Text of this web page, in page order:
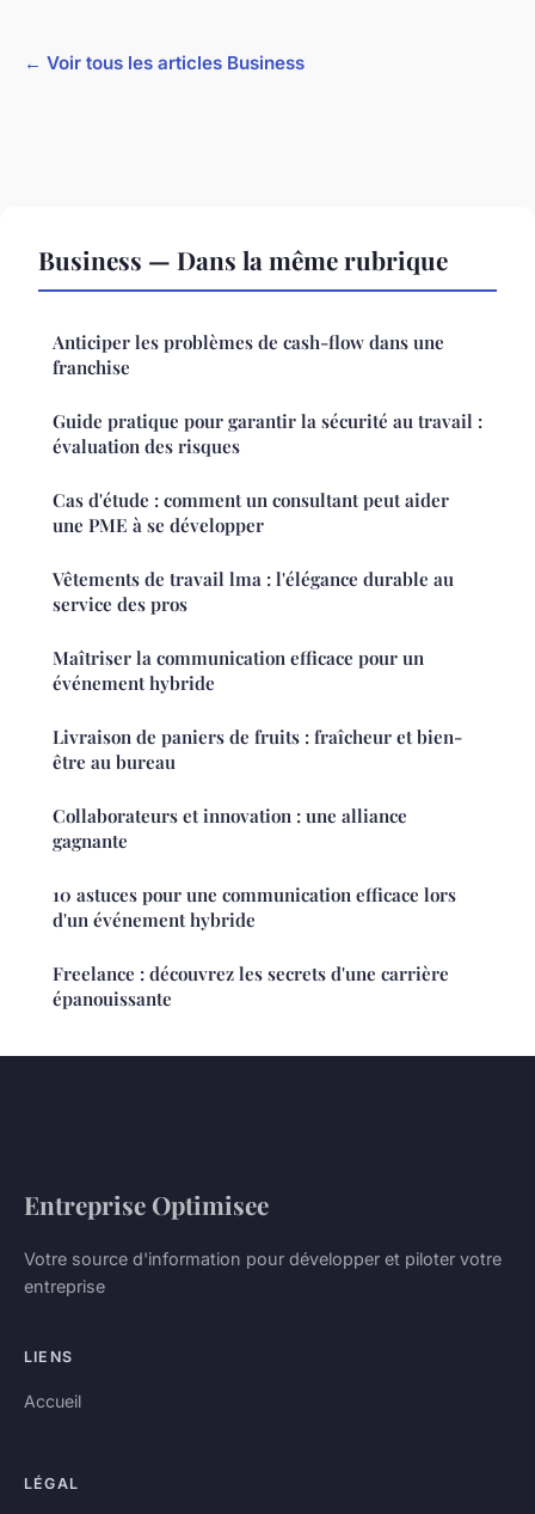
← Voir tous les articles Business
Business — Dans la même rubrique
Anticiper les problèmes de cash-flow dans une
franchise
Guide pratique pour garantir la sécurité au travail :
évaluation des risques
Cas d'étude : comment un consultant peut aider
une PME à se développer
Vêtements de travail lma : l'élégance durable au
service des pros
Maîtriser la communication efficace pour un
événement hybride
Livraison de paniers de fruits : fraîcheur et bien-
être au bureau
Collaborateurs et innovation : une alliance
gagnante
10 astuces pour une communication efficace lors
d'un événement hybride
Freelance : découvrez les secrets d'une carrière
épanouissante
Entreprise Optimisee
Votre source d'information pour développer et piloter votre
entreprise
LIENS
Accueil
LÉGAL